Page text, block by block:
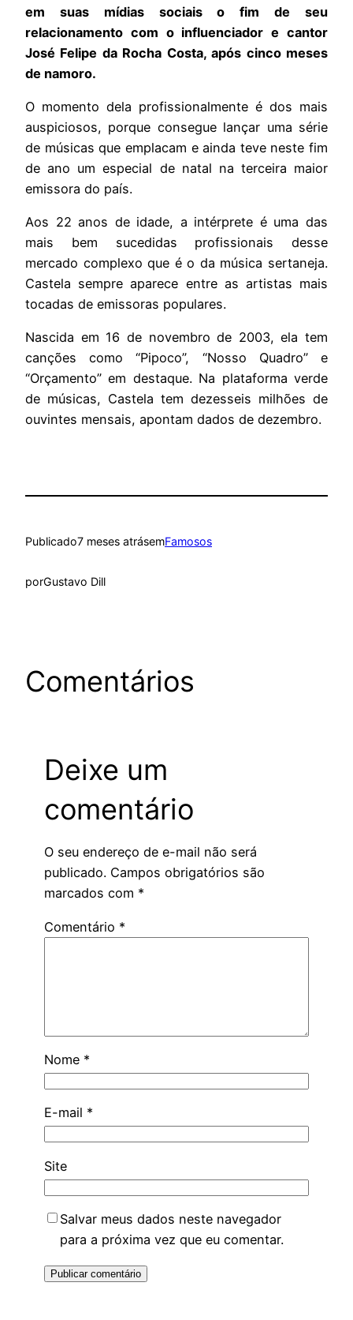
em suas mídias sociais o fim de seu
relacionamento com o influenciador e cantor
José Felipe da Rocha Costa, após cinco meses
de namoro.
O momento dela profissionalmente é dos mais
auspiciosos, porque consegue lançar uma série
de músicas que emplacam e ainda teve neste fim
de ano um especial de natal na terceira maior
emissora do país.
Aos 22 anos de idade, a intérprete é uma das
mais bem sucedidas profissionais desse
mercado complexo que é o da música sertaneja.
Castela sempre aparece entre as artistas mais
tocadas de emissoras populares.
Nascida em 16 de novembro de 2003, ela tem
canções como “Pipoco”, “Nosso Quadro” e
“Orçamento” em destaque. Na plataforma verde
de músicas, Castela tem dezesseis milhões de
ouvintes mensais, apontam dados de dezembro.
Publicado7 meses atrásemFamosos
porGustavo Dill
Comentários
Deixe um
comentário
O seu endereço de e-mail não será
publicado. Campos obrigatórios são
marcados com *
Comentário *
Nome *
E-mail *
Site
Salvar meus dados neste navegador
para a próxima vez que eu comentar.